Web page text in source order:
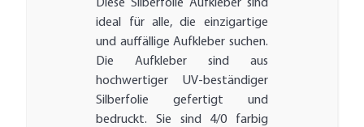
Diese Silberfolie Aufkleber sind
ideal für alle, die einzigartige
und auffällige Aufkleber suchen.
Die Aufkleber sind aus
hochwertiger UV-beständiger
Silberfolie gefertigt und
bedruckt. Sie sind 4/0 farbig